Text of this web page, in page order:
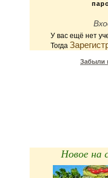
У вас ещё нет
Тогда
Забыли
Новое на